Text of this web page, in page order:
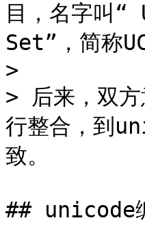
目，名字
Set”，简称
>
> 后来，双方
行整合，到
致。
## unicode